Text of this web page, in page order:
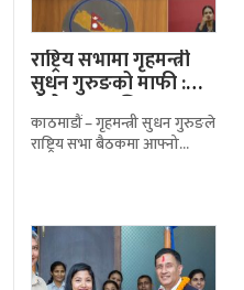
राष्ट्रिय सभामा गृहमन्त्री
सुधन गुरुङको माफी :
‘मेरो भाषा अलि…
काठमाडौं – गृहमन्त्री सुधन गुरुङले
राष्ट्रिय सभा बैठकमा आफ्नो